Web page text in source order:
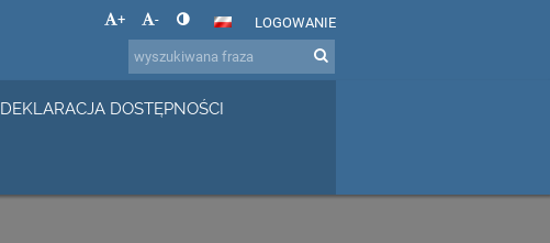
+ - LOGOWANIE
DEKLARACJA DOSTĘPNOŚCI